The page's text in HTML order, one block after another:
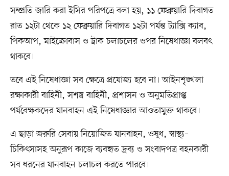
সম্প্রতি জারি করা ইসির পরিপত্রে বলা হয়, ১১ ফেব্রুয়ারি দিবাগত
রাত ১২টা থেকে ১২ ফেব্রুয়ারি দিবাগত ১২টা পর্যন্ত ট্যাক্সি ক্যাব,
পিকআপ, মাইক্রোবাস ও ট্রাক চলাচলের ওপর নিষেধাজ্ঞা বলবৎ
থাকবে।
তবে এই নিষেধাজ্ঞা সব ক্ষেত্রে প্রযোজ্য হবে না। আইনশৃঙ্খলা
রক্ষাকারী বাহিনী, সশস্ত্র বাহিনী, প্রশাসন ও অনুমতিপ্রাপ্ত
পর্যবেক্ষকদের যানবাহন এই নিষেধাজ্ঞার আওতামুক্ত থাকবে।
এ ছাড়া জরুরি সেবায় নিয়োজিত যানবাহন, ওষুধ, স্বাস্থ্য–
চিকিৎসাসহ অনুরূপ কাজে ব্যবহৃত দ্রব্য ও সংবাদপত্র বহনকারী
সব ধরনের যানবাহন চলাচল করতে পারবে।